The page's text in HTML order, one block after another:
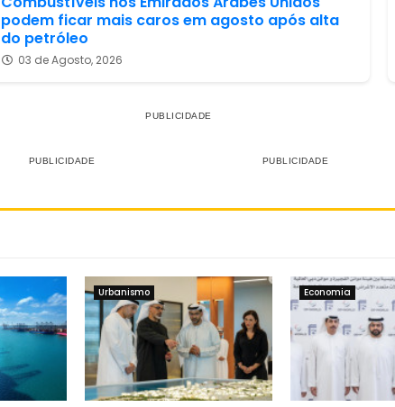
podem ficar mais caros em agosto após alta
do petróleo
03 de Agosto, 2026
Urbanismo Economia